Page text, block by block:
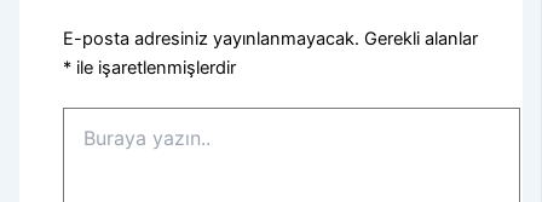
E-posta adresiniz yayınlanmayacak. Gerekli alanlar
* ile işaretlenmişlerdir
yazın..